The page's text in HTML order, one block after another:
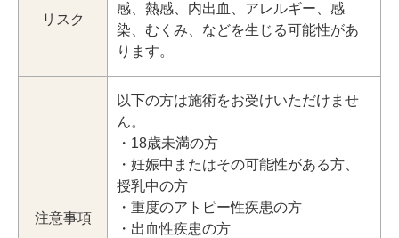
リスク
感、熱感、内出血、アレルギー、感
染、むくみ、などを生じる可能性があ
ります。
注意事項
以下の方は施術をお受けいただけませ
ん。
・18歳未満の方
・妊娠中またはその可能性がある方、
授乳中の方
・重度のアトピー性疾患の方
・出血性疾患の方